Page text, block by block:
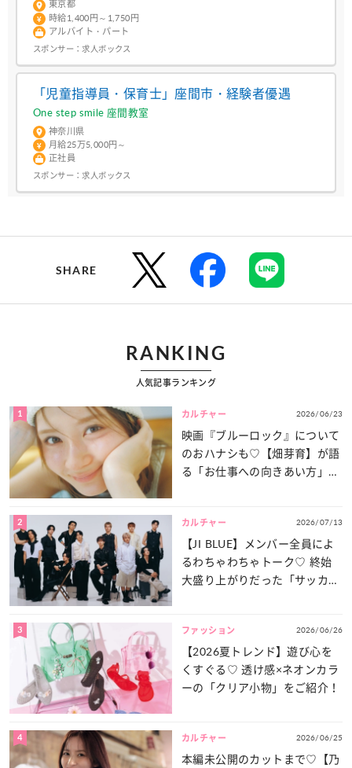
東京都
時給1,400円～1,750円
アルバイト・パート
スポンサー：求人ボックス
「児童指導員・保育士」座間市・経験者優遇
One step smile 座間教室
神奈川県
月給25万5,000円～
正社員
スポンサー：求人ボックス
SHARE
RANKING
人気記事ランキング
1 カルチャー 2026/06/23
映画『ブルーロック』について
のおハナシも♡【畑芽育】が語
る「お仕事への向きあい方」と
2 カルチャー 2026/07/13
【JI BLUE】メンバー全員によ
るわちゃわちゃトーク♡ 終始
大盛り上がりだった「サッカー
3 ファッション 2026/06/26
【2026夏トレンド】遊び心を
くすぐる♡ 透け感×ネオンカラ
ーの「クリア小物」をご紹介！
4 カルチャー 2026/06/25
本編未公開のカットまで♡【乃